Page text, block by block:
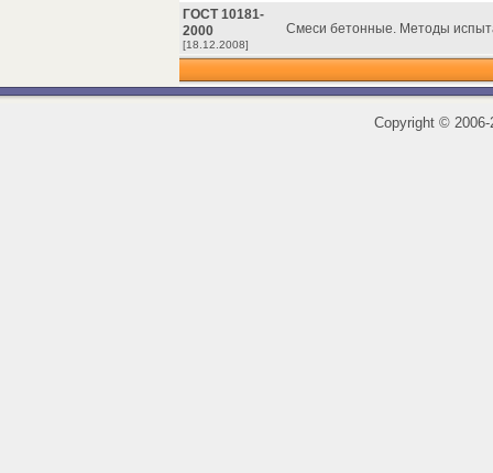
ГОСТ 10181-
2000
[18.12.2008]
Смеси бетонные. Методы
Copyright ©